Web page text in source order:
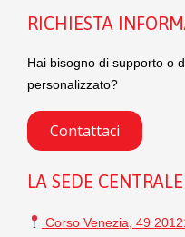
RICHIESTA
Hai bisogno di supporto o
personalizzato?
Contattaci
LA SEDE CENTRALE
Corso Venezia, 49